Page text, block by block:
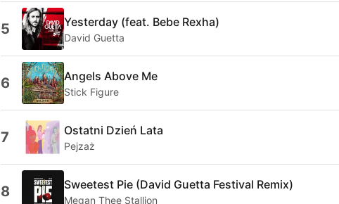
5 Yesterday (feat. Bebe Rexha)
David Guetta
6 Angels Above Me
Stick Figure
7 Ostatni Dzień Lata
Pejzaż
8 Sweetest Pie (David Guetta Festival Remix)
Megan Thee Stallion